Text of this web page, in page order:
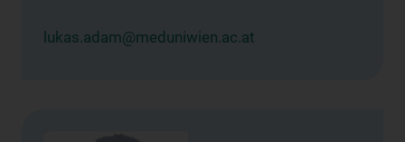
lukas.adam@meduniwien.ac.at